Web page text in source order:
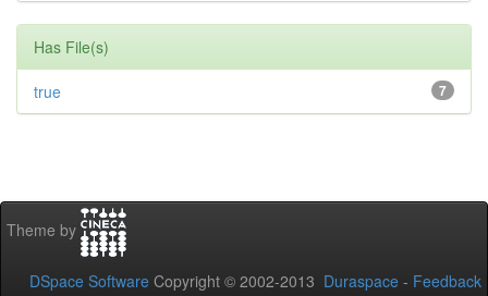
Has File(s)
7
true
Theme by
DSpace Software Copyright © 2002-2013 Duraspace - Feedback